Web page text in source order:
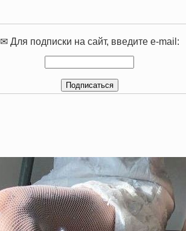
✉ Для подписки на сайт, введите e-mail: